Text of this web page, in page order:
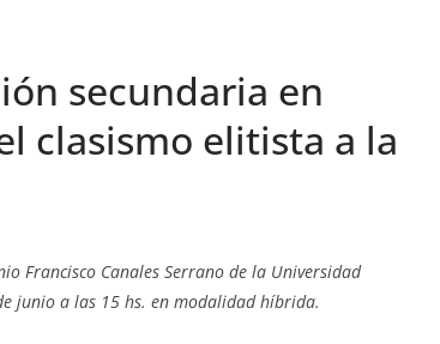
secundaria en
clasismo elitista a la
Francisco Canales Serrano de la Universidad
junio a las 15 hs. en modalidad híbrida.